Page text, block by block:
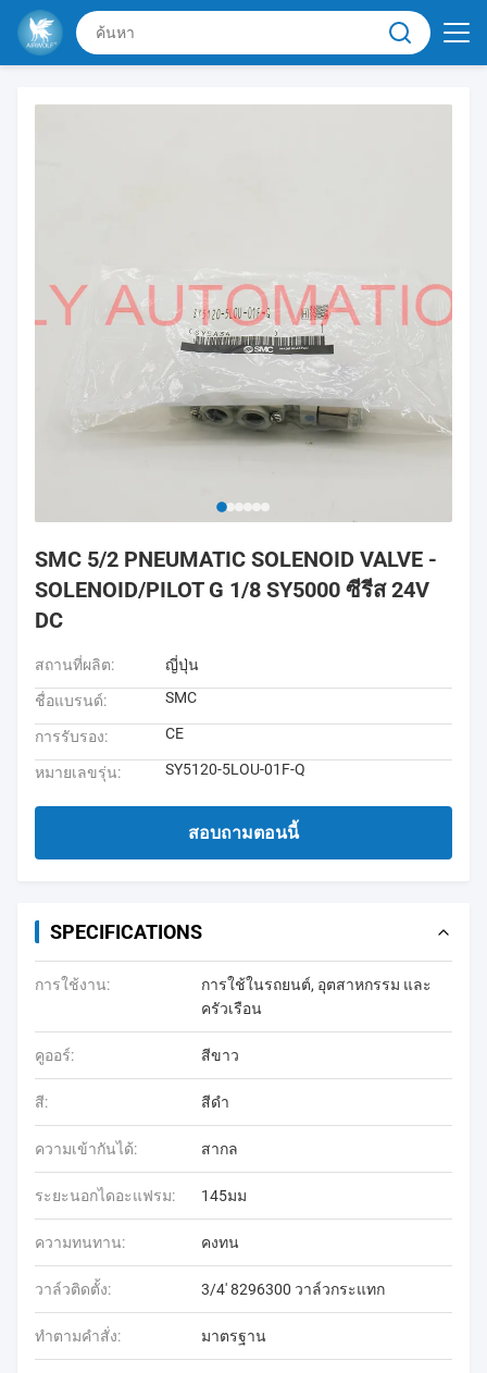
SMC 5/2 PNEUMATIC SOLENOID VALVE -
SOLENOID/PILOT G 1/8 SY5000 ซีรีส 24V
DC
สถานที่ผลิต: ญี่ปุ่น
ชื่อแบรนด์: SMC
การรับรอง: CE
หมายเลขรุ่น: SY5120-5LOU-01F-Q
สอบถามตอนนี้
SPECIFICATIONS
การใช้งาน:
การใช้ในรถยนต์, อุตสาหกรรม และ
ครัวเรือน
คูออร์: สีขาว
สี: สีดํา
ความเข้ากันได้: สากล
ระยะนอกไดอะแฟรม: 145มม
ความทนทาน: คงทน
วาล์วติดตั้ง: 3/4' 8296300 วาล์วกระแทก
ทำตามคำสั่ง: มาตรฐาน